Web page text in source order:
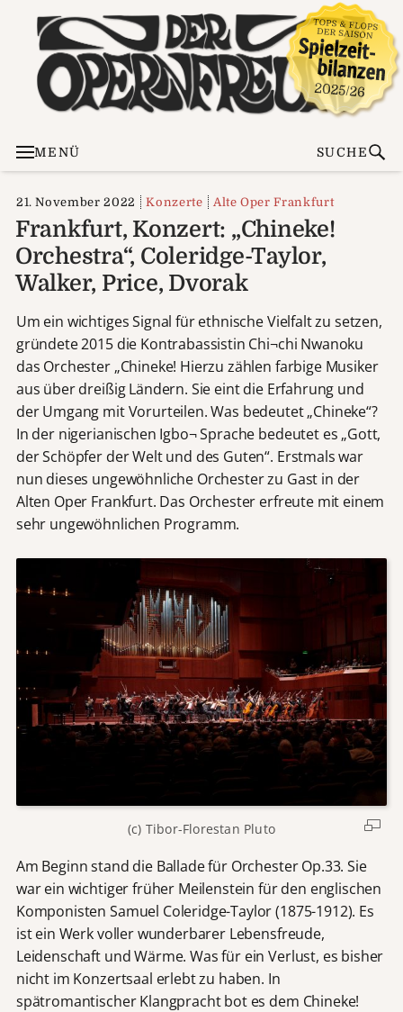
MENÜ SUCHE
21. November 2022 Konzerte Alte Oper Frankfurt
Frankfurt, Konzert: „Chineke!
Orchestra“, Coleridge-Taylor,
Walker, Price, Dvorak
Um ein wichtiges Signal für ethnische Vielfalt zu setzen,
gründete 2015 die Kontrabassistin Chi¬chi Nwanoku
das Orchester „Chineke! Hierzu zählen farbige Musiker
aus über dreißig Ländern. Sie eint die Erfahrung und
der Umgang mit Vorurteilen. Was bedeutet „Chineke“?
In der nigerianischen Igbo¬ Sprache bedeutet es „Gott,
der Schöpfer der Welt und des Guten“. Erstmals war
nun dieses ungewöhnliche Orchester zu Gast in der
Alten Oper Frankfurt. Das Orchester erfreute mit einem
sehr ungewöhnlichen Programm.
(c) Tibor-Florestan Pluto
Am Beginn stand die Ballade für Orchester Op.33. Sie
war ein wichtiger früher Meilenstein für den englischen
Komponisten Samuel Coleridge-Taylor (1875-1912). Es
ist ein Werk voller wunderbarer Lebensfreude,
Leidenschaft und Wärme. Was für ein Verlust, es bisher
nicht im Konzertsaal erlebt zu haben. In
spätromantischer Klangpracht bot es dem Chineke!